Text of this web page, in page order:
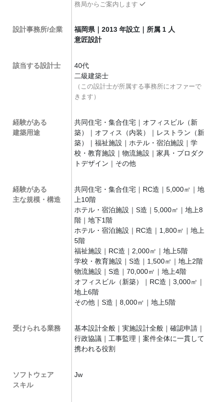
務局からご案内します
設計事務所/企業
福岡県｜2013 年設立｜所属 1 人
意匠設計
該当する設計士
40代
二級建築士
（この設計士が所属する事務所にオファーで
きます）
経験がある
建築用途
共同住宅・集合住宅｜オフィスビル（新
築）｜オフィス（内装）｜レストラン（新
築）｜福祉施設｜ホテル・宿泊施設｜学
校・教育施設｜物流施設｜家具・プロダク
トデザイン｜その他
経験がある
主な規模・構造
共同住宅・集合住宅｜RC造｜5,000㎡｜地
上10階
ホテル・宿泊施設｜S造｜5,000㎡｜地上8
階｜地下1階
ホテル・宿泊施設｜RC造｜1,800㎡｜地上
5階
福祉施設｜RC造｜2,000㎡｜地上5階
学校・教育施設｜S造｜1,500㎡｜地上2階
物流施設｜S造｜70,000㎡｜地上4階
オフィスビル（新築）｜RC造｜3,000㎡｜
地上6階
その他｜S造｜8,000㎡｜地上5階
受けられる業務
基本設計全般｜実施設計全般｜確認申請｜
行政協議｜工事監理｜案件全体に一貫して
携われる役割
ソフトウェア
スキル
Jw